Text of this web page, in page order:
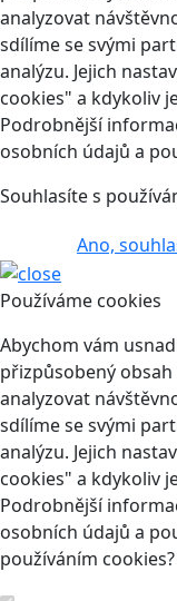
analyzovat
sdílíme se svými
analýzu. Jejich
cookies" a kdykoliv
Podrobnější
osobních údajů a
Souhlasíte s
Ano,
Používáme cookies
Abychom vám
přizpůsobený
analyzovat
sdílíme se svými
analýzu. Jejich
cookies" a kdykoliv
Podrobnější
osobních údajů a
používáním cookies?